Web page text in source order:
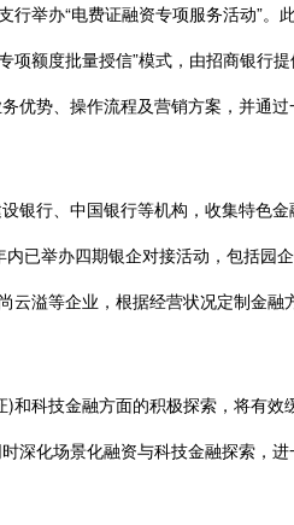
办“电费证融资专项服务活动”。
额度批量授信”模式，由招商银行
优势、操作流程及营销方案，并通
行、中国银行等机构，收集特色金
已举办四期银企对接活动，包括园
溢等企业，根据经营状况定制金
科技金融方面的积极探索，将有效
深化场景化融资与科技金融探索，